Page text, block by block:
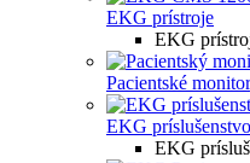
EKG prístroje
EKG
Pacientské
EKG príslušenstvo
EKG